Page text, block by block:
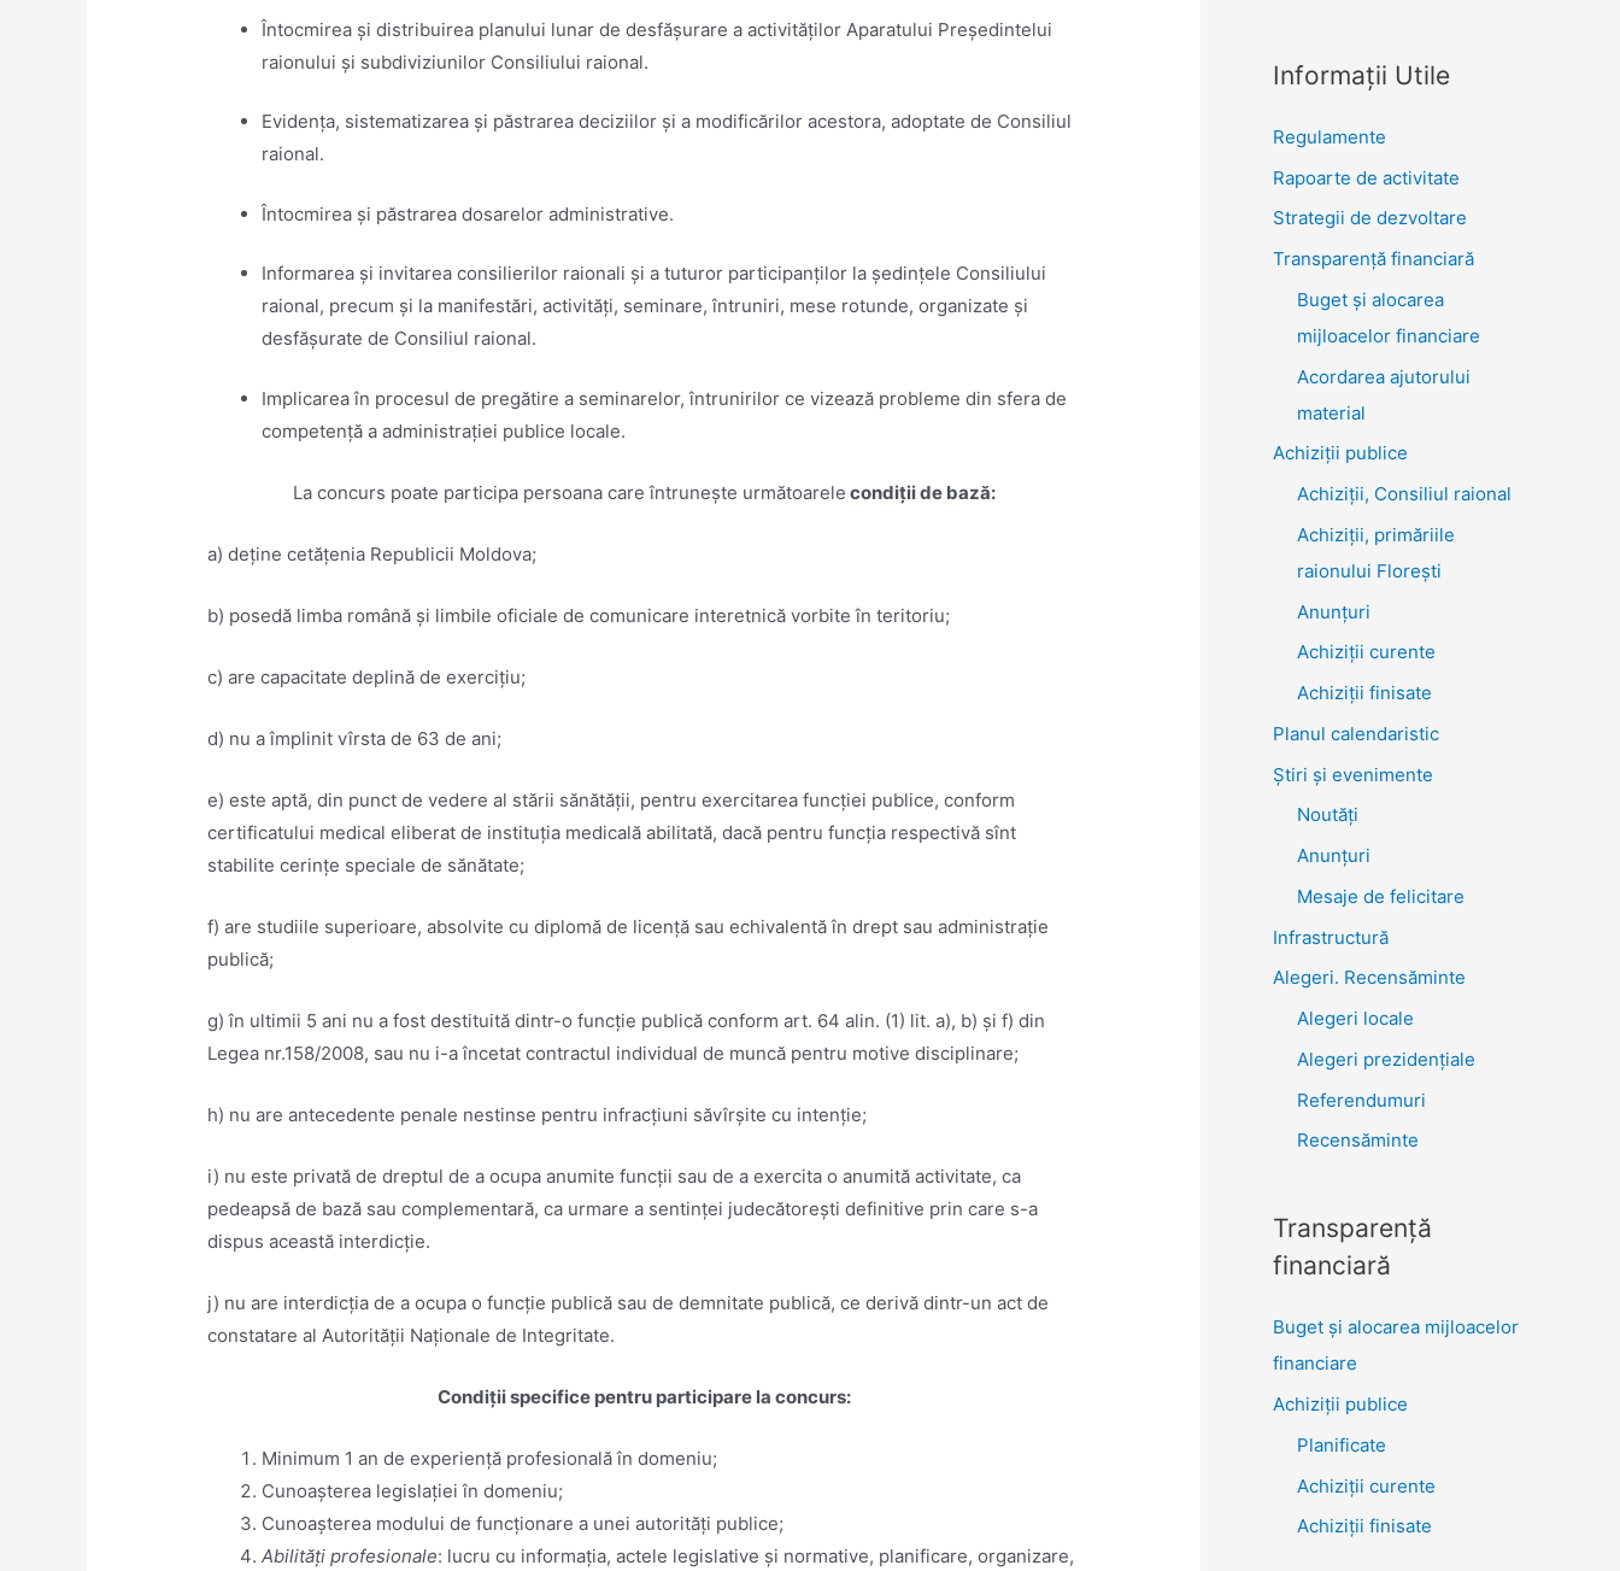
Întocmirea și distribuirea planului lunar de desfășurare a activităților Aparatului Președintelui
raionului și subdiviziunilor Consiliului raional.
Evidența, sistematizarea și păstrarea deciziilor și a modificărilor acestora, adoptate de Consiliul
raional.
Întocmirea și păstrarea dosarelor administrative.
Informarea și invitarea consilierilor raionali și a tuturor participanților la ședințele Consiliului
raional, precum și la manifestări, activități, seminare, întruniri, mese rotunde, organizate și
desfășurate de Consiliul raional.
Implicarea în procesul de pregătire a seminarelor, întrunirilor ce vizează probleme din sfera de
competenţă a administraţiei publice locale.
La concurs poate participa persoana care întruneşte următoarele condiții de bază:
a) deţine cetăţenia Republicii Moldova;
b) posedă limba română şi limbile oficiale de comunicare interetnică vorbite în teritoriu;
c) are capacitate deplină de exerciţiu;
d) nu a împlinit vîrsta de 63 de ani;
e) este aptă, din punct de vedere al stării sănătăţii, pentru exercitarea funcţiei publice, conform
certificatului medical eliberat de instituţia medicală abilitată, dacă pentru funcţia respectivă sînt
stabilite cerinţe speciale de sănătate;
f) are studiile superioare, absolvite cu diplomă de licenţă sau echivalentă în drept sau administrație
publică;
g) în ultimii 5 ani nu a fost destituită dintr-o funcţie publică conform art. 64 alin. (1) lit. a), b) și f) din
Legea nr.158/2008, sau nu i-a încetat contractul individual de muncă pentru motive disciplinare;
h) nu are antecedente penale nestinse pentru infracţiuni săvîrşite cu intenţie;
i) nu este privată de dreptul de a ocupa anumite funcţii sau de a exercita o anumită activitate, ca
pedeapsă de bază sau complementară, ca urmare a sentinţei judecătoreşti definitive prin care s-a
dispus această interdicţie.
j) nu are interdicția de a ocupa o funcţie publică sau de demnitate publică, ce derivă dintr-un act de
constatare al Autorității Naționale de Integritate.
Condiții specifice pentru participare la concurs:
Minimum 1 an de experiență profesională în domeniu;
Cunoașterea legislației în domeniu;
Cunoașterea modului de funcționare a unei autorități publice;
Abilități profesionale: lucru cu informația, actele legislative și normative, planificare, organizare,
Informații Utile
Regulamente
Rapoarte de activitate
Strategii de dezvoltare
Transparenţă financiară
Buget și alocarea
mijloacelor financiare
Acordarea ajutorului
material
Achiziţii publice
Achiziții, Consiliul raional
Achiziții, primăriile
raionului Florești
Anunțuri
Achiziții curente
Achiziții finisate
Planul calendaristic
Știri şi evenimente
Noutăţi
Anunţuri
Mesaje de felicitare
Infrastructură
Alegeri. Recensăminte
Alegeri locale
Alegeri prezidențiale
Referendumuri
Recensăminte
Transparenţă
financiară
Buget și alocarea mijloacelor
financiare
Achiziţii publice
Planificate
Achiziții curente
Achiziții finisate